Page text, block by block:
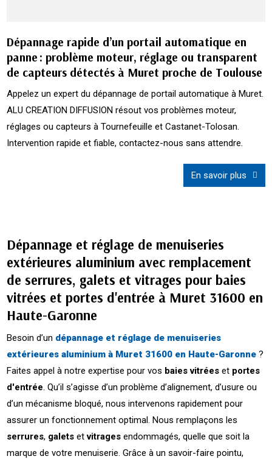
Dépannage rapide d’un portail automatique en
panne : problème moteur, réglage ou transparent
de capteurs détectés à Muret proche de Toulouse
Appelez un expert du dépannage de portail automatique à Muret.
ALU CREATION DIFFUSION résout vos problèmes moteur,
réglages ou capteurs à Tournefeuille et Castanet-Tolosan.
Intervention rapide et fiable, contactez-nous sans attendre.
En savoir plus
Dépannage et réglage de menuiseries
extérieures aluminium avec remplacement
de serrures, galets et vitrages pour baies
vitrées et portes d'entrée à Muret 31600 en
Haute-Garonne
Besoin d’un dépannage et réglage de menuiseries
extérieures aluminium à Muret 31600 en Haute-Garonne ?
Faites appel à notre expertise pour vos baies vitrées et portes
d'entrée. Qu’il s’agisse d’un problème d’alignement, d’usure ou
d’un mécanisme bloqué, nous intervenons rapidement pour
assurer un fonctionnement optimal. Nous remplaçons les
serrures, galets etvitrages endommagés, quelle que soit la
marque de votre menuiserie. Grâce à un savoir-faire pointu,